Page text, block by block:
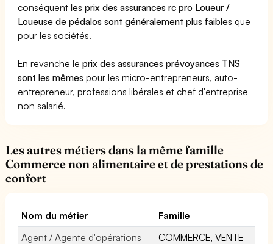
conséquentles prix des assurances rc pro Loueur /
Loueuse de pédalos sont généralement plus faibles que
pour les sociétés.
En revanche leprix des assurances prévoyances TNS
sont les mêmes pour les micro-entrepreneurs, auto-
entrepreneur, professions libérales et chef d'entreprise
non salarié.
Les autres métiers dans la même famille
Commerce non alimentaire et de prestations de
confort
Nom du métier
Famille
Agent / Agente d'opérations
COMMERCE, VENTE